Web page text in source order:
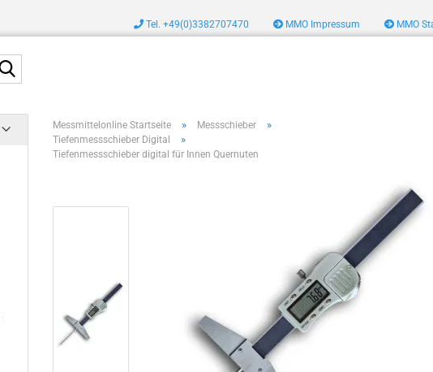
Tel. +49(0)3382707470 MMO Impressum MMO
Messmittelonline Startseite » Messschieber »
Tiefenmessschieber Digital »
Tiefenmessschieber digital für Innen Quernuten